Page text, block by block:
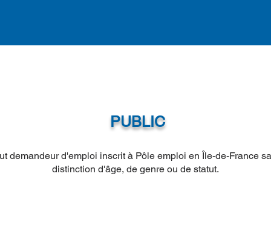
PUBLIC
demandeur d'emploi inscrit à Pôle emploi en Île-de-France
distinction d'âge, de genre ou de statut.